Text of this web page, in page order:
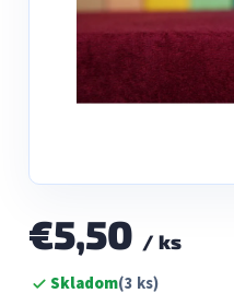
€5,50 / ks
Jednotková
cena:Skladom(3 ks)